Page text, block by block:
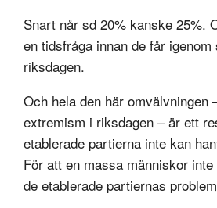
Snart når sd 20% kanske 25%.
en tidsfråga innan de får
riksdagen.
Och hela den här omvälvningen
extremism i riksdagen – är ett
etablerade partierna inte kan
För att en massa människor
de etablerade partiernas